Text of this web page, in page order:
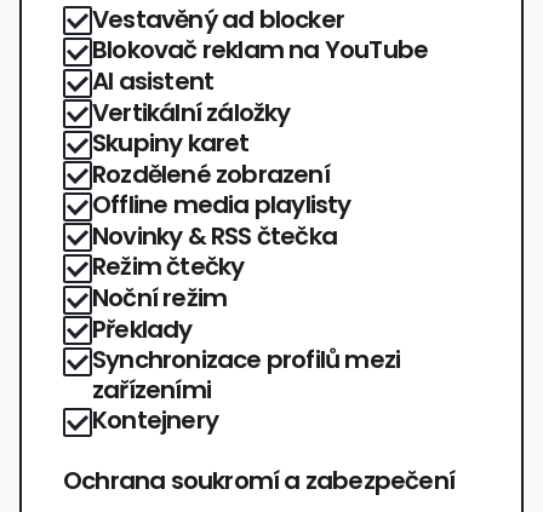
Vestavěný ad blocker
Blokovač reklam na YouTube
AI asistent
Vertikální záložky
Skupiny karet
Rozdělené zobrazení
Offline media playlisty
Novinky & RSS čtečka
Režim čtečky
Noční režim
Překlady
Synchronizace profilů mezi
zařízeními
Kontejnery
Ochrana soukromí a zabezpečení